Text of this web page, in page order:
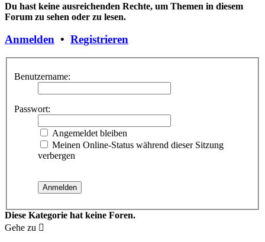
Du hast keine ausreichenden Rechte, um Themen in diesem
Forum zu sehen oder zu lesen.
Anmelden • Registrieren
Benutzername:
Passwort:
Angemeldet bleiben
Meinen Online-Status während dieser Sitzung
verbergen
Diese Kategorie hat keine Foren.
Gehe zu